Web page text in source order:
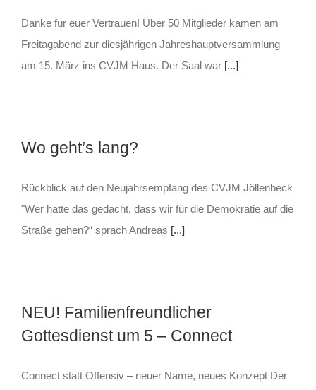
Danke für euer Vertrauen! Über 50 Mitglieder kamen am
Freitagabend zur diesjährigen Jahreshauptversammlung
am 15. März ins CVJM Haus. Der Saal war [...]
Wo geht’s lang?
Rückblick auf den Neujahrsempfang des CVJM Jöllenbeck
"Wer hätte das gedacht, dass wir für die Demokratie auf die
Straße gehen?“ sprach Andreas [...]
NEU! Familienfreundlicher
Gottesdienst um 5 – Connect
Connect statt Offensiv – neuer Name, neues Konzept Der